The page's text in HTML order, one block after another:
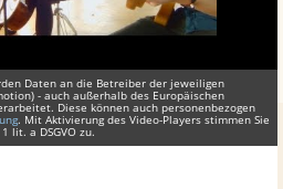
Daten an die Betreiber der jeweiligen
- auch außerhalb des Europäischen
Diese können auch personenbezogen
. Mit Aktivierung des Video-Players stimmen Sie
lit. a DSGVO zu.